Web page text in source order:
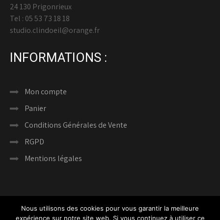
24 130 Prigonrieux
Tel : 05 53 73 18 18
studio.clindoeil@orange.fr
INFORMATIONS :
Mon compte
Panier
Conditions Générales de Vente
RGPD
Mentions légales
Nous utilisons des cookies pour vous garantir la meilleure
expérience sur notre site web. Si vous continuez à utiliser ce